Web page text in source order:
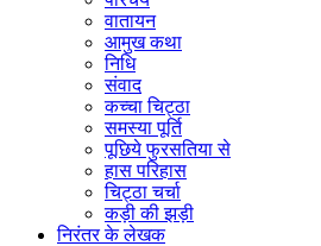
वातायन
आमुख कथा
निधि
संवाद
कच्चा चिट्ठा
समस्या पूर्ति
पूछिये फुरसतिया से
हास परिहास
चिट्ठा चर्चा
कड़ी की झड़ी
निरंतर के लेखक